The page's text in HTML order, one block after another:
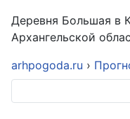
Деревня Большая в
Архангельской
arhpogoda.ru ›